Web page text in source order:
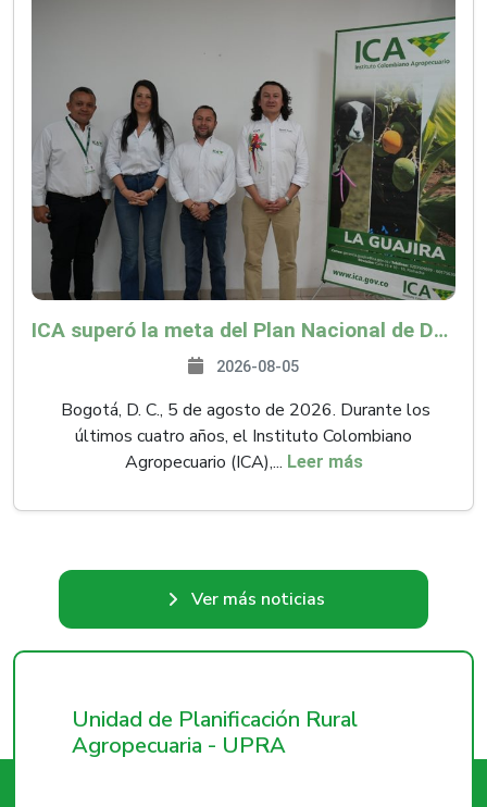
ICA superó la meta del Plan Nacional de Desarrollo y abrió 61 mercados internacionales
2026-08-05
Bogotá, D. C., 5 de agosto de 2026. Durante los
últimos cuatro años, el Instituto Colombiano
Agropecuario (ICA),... Leer más
Ver más noticias
Unidad de Planificación Rural
Agropecuaria - UPRA